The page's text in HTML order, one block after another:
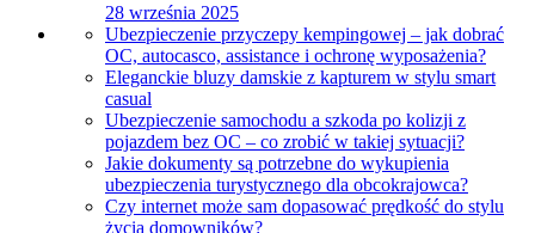
28 września 2025
Ubezpieczenie przyczepy kempingowej – jak dobrać
OC, autocasco, assistance i ochronę wyposażenia?
Eleganckie bluzy damskie z kapturem w stylu smart
casual
Ubezpieczenie samochodu a szkoda po kolizji z
pojazdem bez OC – co zrobić w takiej sytuacji?
Jakie dokumenty są potrzebne do wykupienia
ubezpieczenia turystycznego dla obcokrajowca?
Czy internet może sam dopasować prędkość do stylu
życia domowników?